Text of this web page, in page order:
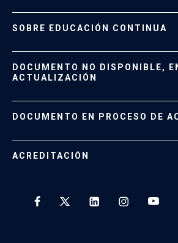
SOBRE EDUCACIÓN CONTINUA
Formas de Pago
Políticas de Retiro, Devolución e
DOCUMENTO NO DISPONIBLE,
ACTUALIZACIÓN
Documento No
DOCUMENTO EN PROCESO DE
ACREDITACIÓN